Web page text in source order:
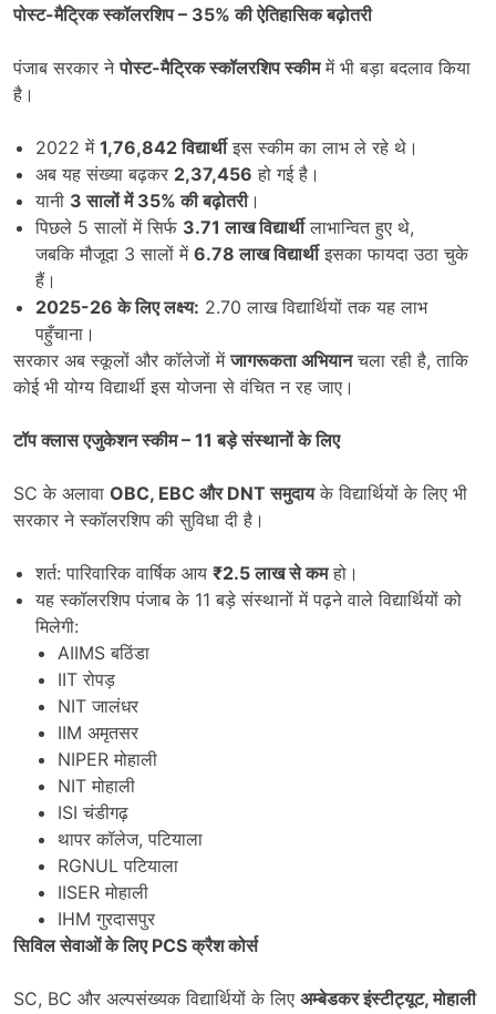
पोस्ट-मैट्रिक स्कॉलरशिप– 35%की ऐतिहासिक बढ़ोतरी
पंजाब सरकार नेपोस्ट-मैट्रिक स्कॉलरशिप स्कीममें भी बड़ा बदलाव किया
है।
2022 में 1,76,842विद्यार्थीइस स्कीम का लाभ ले रहे थे।
अब यह संख्या बढ़कर 2,37,456 हो गई है।
यानी 3सालों में 35%की बढ़ोतरी।
पिछले 5 सालों में सिर्फ 3.71लाख विद्यार्थीलाभान्वित हुए थे,
जबकि मौजूदा 3 सालों में 6.78लाख विद्यार्थीइसका फायदा उठा चुके
हैं।
2025-26के लिए लक्ष्य: 2.70 लाख विद्यार्थियों तक यह लाभ
पहुँचाना।
सरकार अब स्कूलों और कॉलेजों मेंजागरूकता अभियानचला रही है, ताकि
कोई भी योग्य विद्यार्थी इस योजना से वंचित न रह जाए।
टॉप क्लास एजुकेशन स्कीम– 11बड़े संस्थानों के लिए
SC के अलावा OBC, EBC और DNTसमुदायके विद्यार्थियों के लिए भी
सरकार ने स्कॉलरशिप की सुविधा दी है।
शर्त: पारिवारिक वार्षिक आय ₹2.5लाख से कमहो।
यह स्कॉलरशिप पंजाब के 11 बड़े संस्थानों में पढ़ने वाले विद्यार्थियों को
मिलेगी:
AIIMS बठिंडा
IIT रोपड़
NIT जालंधर
IIM अमृतसर
NIPER मोहाली
NIT मोहाली
ISI चंडीगढ़
थापर कॉलेज, पटियाला
RGNUL पटियाला
IISER मोहाली
IHM गुरदासपुर
सिविल सेवाओं के लिए PCSक्रैश कोर्स
SC, BC और अल्पसंख्यक विद्यार्थियों के लिए अम्बेडकर इंस्टीट्यूट,मोहाली